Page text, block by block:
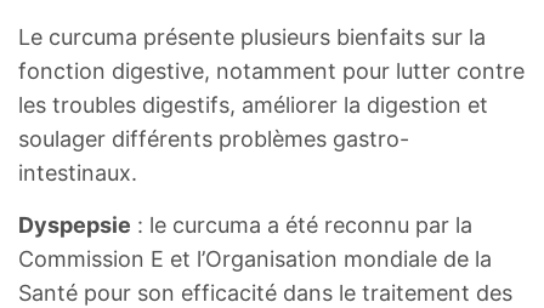
Le curcuma présente plusieurs bienfaits sur la
fonction digestive, notamment pour lutter contre
les troubles digestifs, améliorer la digestion et
soulager différents problèmes gastro-
intestinaux.
Dyspepsie : le curcuma a été reconnu par la
Commission E et l’Organisation mondiale de la
Santé pour son efficacité dans le traitement des